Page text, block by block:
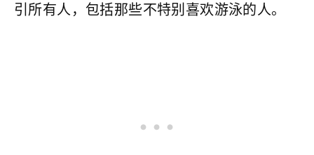
引所有人，包括那些不特别喜欢游泳的人。